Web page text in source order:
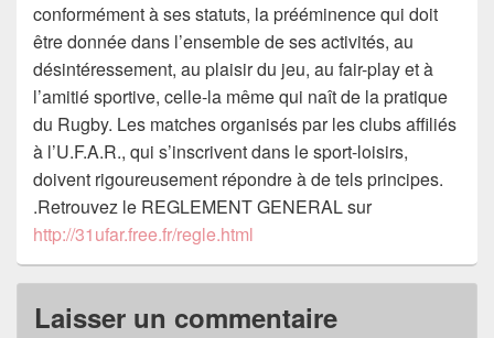
conformément à ses statuts, la prééminence qui doit
être donnée dans l’ensemble de ses activités, au
désintéressement, au plaisir du jeu, au fair-play et à
l’amitié sportive, celle-la même qui naît de la pratique
du Rugby. Les matches organisés par les clubs affiliés
à l’U.F.A.R., qui s’inscrivent dans le sport-loisirs,
doivent rigoureusement répondre à de tels principes.
.Retrouvez le REGLEMENT GENERAL sur
http://31ufar.free.fr/regle.html
Laisser un commentaire